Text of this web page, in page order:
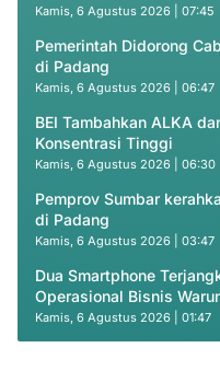
Kamis, 6 Agustus 2026 | 07:45
Pemerintah Didorong
di Padang
Kamis, 6 Agustus 2026 | 06:47
BEI Tambahkan ALKA
Konsentrasi Tinggi
Kamis, 6 Agustus 2026 | 06:30
Pemprov Sumbar
di Padang
Kamis, 6 Agustus 2026 | 03:47
Dua Smartphone
Operasional Bisnis
Kamis, 6 Agustus 2026 | 01:47